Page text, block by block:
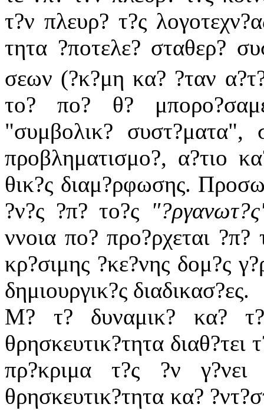
τ?ν πλευρ? τ?ς
τητα ?ποτελε? σταθερ?
σεων (?κ?μη κα? ?ταν
το? πο? θ?
"συμβολικ? συστ?ματα",
προβληματισμο?, α?τιο
θικ?ς διαμ?ρφωσης.
?ν?ς ?π? το?ς
ννοια πο? προ?ρχεται
κρ?σιμης ?κε?νης δομ?ς
δημιουργικ?ς διαδικασ?ες.
Μ? τ? δυναμικ? κα?
θρησκευτικ?τητα διαθ?τει
πρ?κριμα τ?ς ?ν γ?νει
θρησκευτικ?τητα κα?